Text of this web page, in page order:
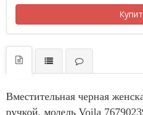
Вместительная черная
ручкой, модель Voila